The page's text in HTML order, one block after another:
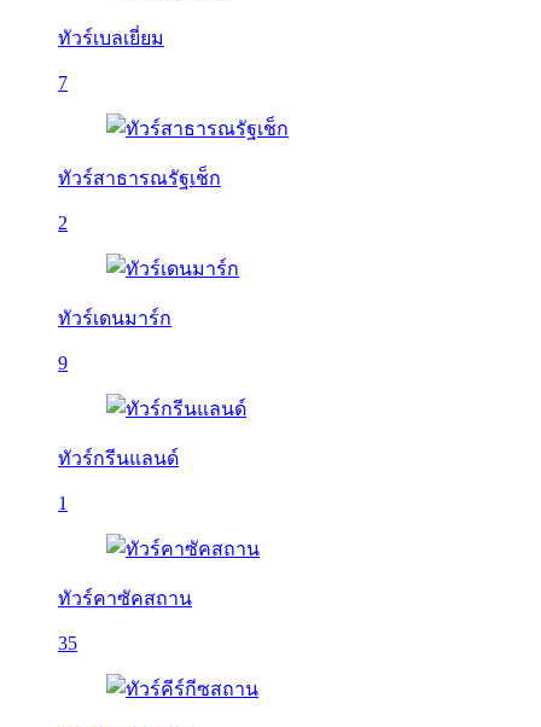
ทัวร์เบลเยี่ยม
7
ทัวร์สาธารณรัฐเช็ก
2
ทัวร์เดนมาร์ก
9
ทัวร์กรีนแลนด์
1
ทัวร์คาซัคสถาน
35